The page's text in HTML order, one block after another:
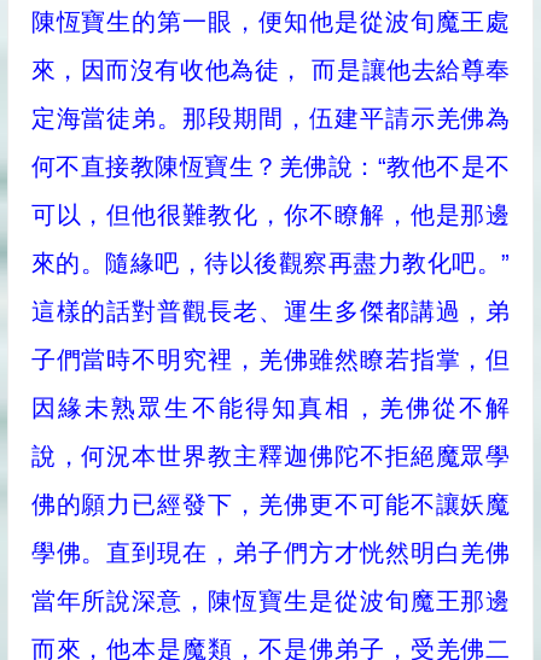
陳恆寶生的第一眼，便知他是從波旬魔王處
來，因而沒有收他為徒， 而是讓他去給尊奉
定海當徒弟。那段期間，伍建平請示羌佛為
何不直接教陳恆寶生？羌佛說：“教他不是不
可以，但他很難教化，你不瞭解，他是那邊
來的。隨緣吧，待以後觀察再盡力教化吧。”
這樣的話對普觀長老、運生多傑都講過，弟
子們當時不明究裡，羌佛雖然瞭若指掌，但
因緣未熟眾生不能得知真相，羌佛從不解
說，何況本世界教主釋迦佛陀不拒絕魔眾學
佛的願力已經發下，羌佛更不可能不讓妖魔
學佛。直到現在，弟子們方才恍然明白羌佛
當年所說深意，陳恆寶生是從波旬魔王那邊
而來，他本是魔類，不是佛弟子，受羌佛二